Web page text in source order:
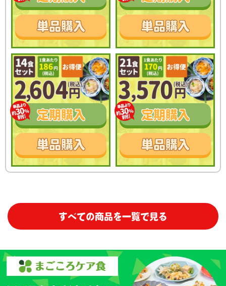
単品購入 単品購入
定期購入
単品購入
定期購入
単品購入
すべての商品を一覧で見る